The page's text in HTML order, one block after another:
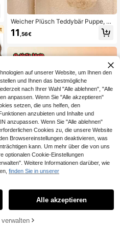
Weicher Plüsch Teddybär Puppe, sü
ßer flauschiger Teddybär, Plüsch St
offtier Bär, Geburtstagsgeschenk fü
11 ,56€
POKOJA
POKOJA LAND Flauschiges CoCo
Katzen Snackhaus Schlüsselanhän
6,73€
1
auf unserer Website, um Ihnen den
und Ihnen das bestmögliche
nach Ihrer Wahl "Alle ablehnen", "Alle
anpassen. Wenn Sie "Alle akzeptieren"
setzen, die uns helfen, den
anzubieten und Inhalte und
anzupassen. Wenn Sie "Alle ablehnen"
Cookies zu, die unsere Website
Browsereinstellungen deaktivieren, was
kann. Um mehr über die von uns
optionalen Cookie-Einstellungen
Weitere Informationen darüber, wie
finden Sie in unserer
Alle akzeptieren